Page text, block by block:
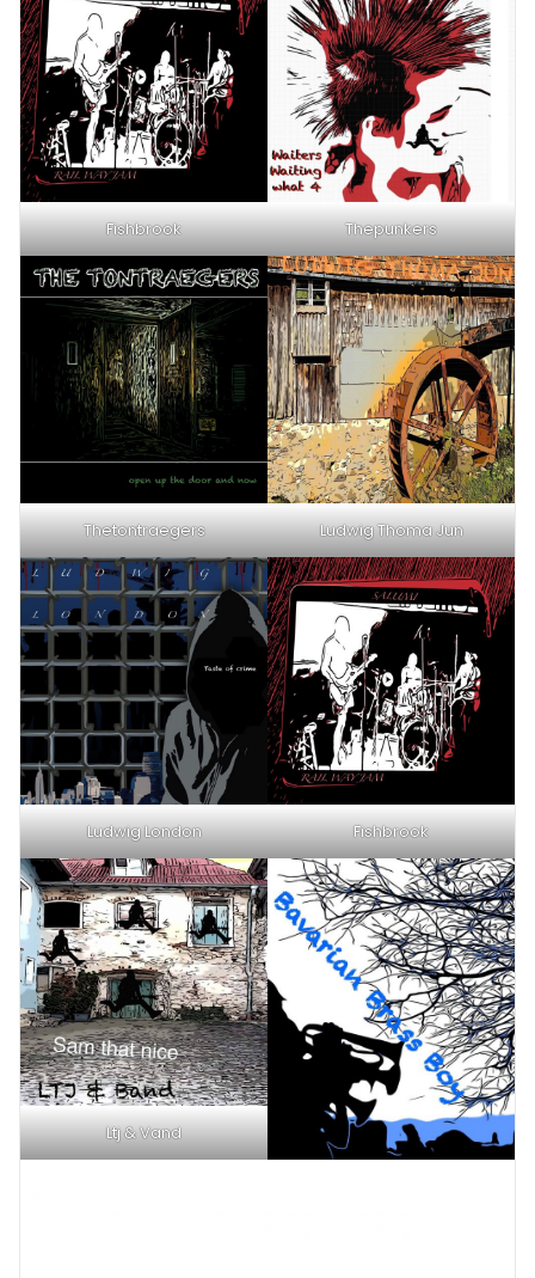
Fishbrook Thepunkers
Thetontraegers Ludwig Thoma Jun
Ludwig London Fishbrook
Ltj & Vand